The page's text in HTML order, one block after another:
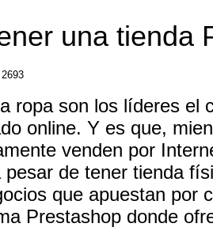
una tienda
ropa son los líderes el
online. Y es que,
venden por
pesar de tener tienda
que apuestan por
Prestashop donde